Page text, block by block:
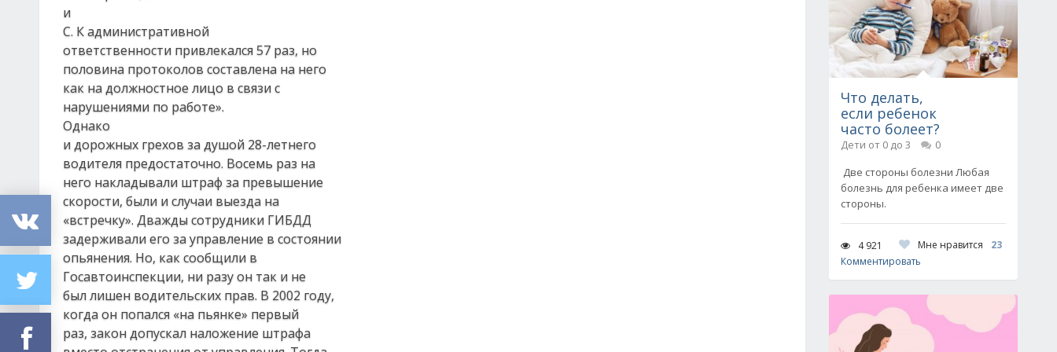
и
С. К административной
ответственности привлекался 57 раз, но
половина протоколов составлена на него
как на должностное лицо в связи с
нарушениями по работе».
Однако
и дорожных грехов за душой 28-летнего
водителя предостаточно. Восемь раз на
него накладывали штраф за превышение
скорости, были и случаи выезда на
«встречку». Дважды сотрудники ГИБДД
задерживали его за управление в состоянии
опьянения. Но, как сообщили в
Госавтоинспекции, ни разу он так и не
был лишен водительских прав. В 2002 году,
когда он попался «на пьянке» первый
раз, закон допускал наложение штрафа
Что делать,
если ребенок
часто болеет?
Дети от 0 до 3
0
Две стороны болезни Любая
болезнь для ребенка имеет две
стороны.
4 921 Мне нравится
23
Комментировать